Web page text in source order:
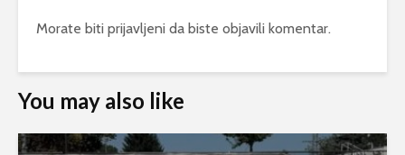
Morate biti prijavljeni da biste objavili komentar.
You may also like